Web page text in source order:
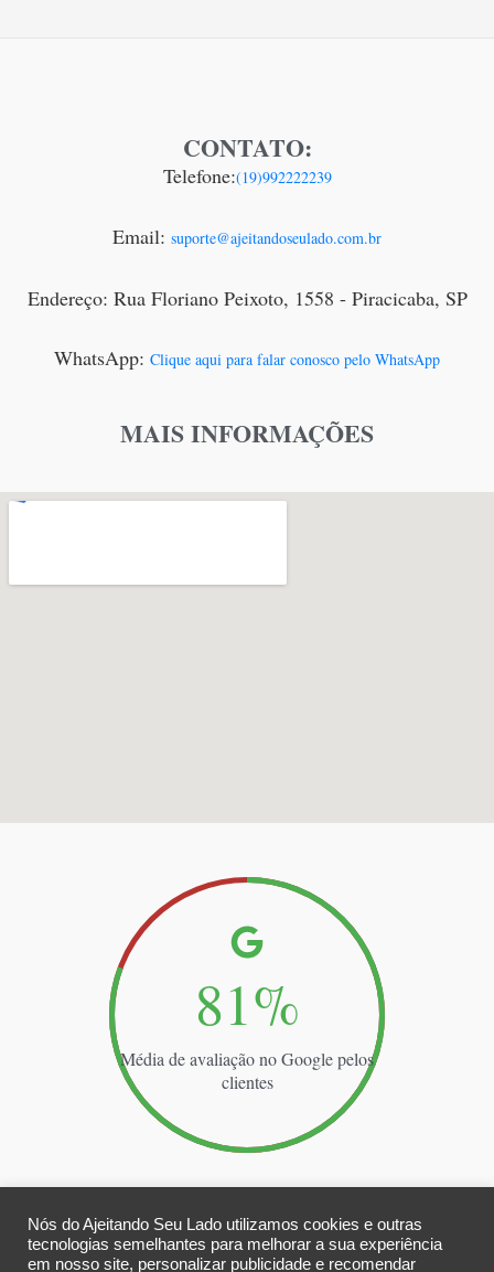
CONTATO:
Telefone:(19)992222239
Email: suporte@ajeitandoseulado.com.br
Endereço: Rua Floriano Peixoto, 1558 - Piracicaba, SP
WhatsApp: Clique aqui para falar conosco pelo WhatsApp
MAIS INFORMAÇÕES
100%
Média de avaliação no Google pelos
clientes
Clientes que já fizeram mais de um serviço conosco
Nós do Ajeitando Seu Lado utilizamos cookies e outras
tecnologias semelhantes para melhorar a sua experiência
em nosso site, personalizar publicidade e recomendar